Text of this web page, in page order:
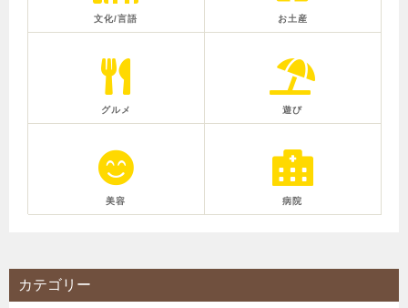
文化/言語 お土産
グルメ 遊び
美容 病院
カテゴリー